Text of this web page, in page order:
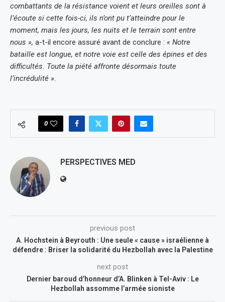
combattants de la résistance voient et leurs oreilles sont à
l’écoute si cette fois-ci, ils n’ont pu t’atteindre pour le
moment, mais les jours, les nuits et le terrain sont entre
nous », a-t-il encore assuré avant de conclure : « Notre
bataille est longue, et notre voie est celle des épines et des
difficultés. Toute la piété affronte désormais toute
l’incrédulité ».
0
PERSPECTIVES MED
previous post
A. Hochstein à Beyrouth : Une seule « cause » israélienne à
défendre : Briser la solidarité du Hezbollah avec la Palestine
next post
Dernier baroud d’honneur d’A. Blinken à Tel-Aviv : Le
Hezbollah assomme l’armée sioniste